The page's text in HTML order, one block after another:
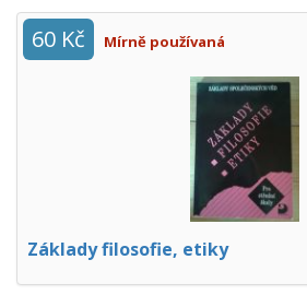
60 Kč Mírně používaná
Základy filosofie, etiky